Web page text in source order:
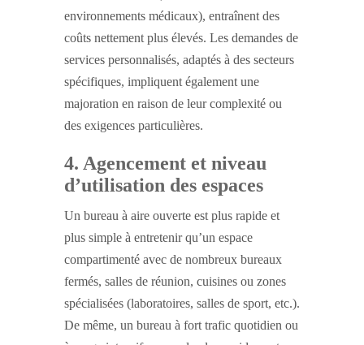
environnements médicaux), entraînent des
coûts nettement plus élevés. Les demandes de
services personnalisés, adaptés à des secteurs
spécifiques, impliquent également une
majoration en raison de leur complexité ou
des exigences particulières.
4. Agencement et niveau
d’utilisation des espaces
Un bureau à aire ouverte est plus rapide et
plus simple à entretenir qu’un espace
compartimenté avec de nombreux bureaux
fermés, salles de réunion, cuisines ou zones
spécialisées (laboratoires, salles de sport, etc.).
De même, un bureau à fort trafic quotidien ou